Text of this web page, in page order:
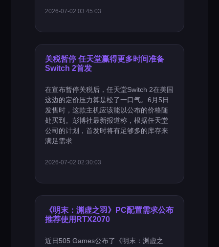
2026-07-02 03:45:03
关税暂停 任天堂赢得更多时间准备
Switch 2首发
在宣布暂停关税后，任天堂Switch 2在美国
这边的定价压力算是松了一口气。6月5日
发售时，这款主机应该能以公布的价格随
处买到。彭博社最新报道称，根据任天堂
公司的计划，首发时将有足够多的库存来
满足需求
2026-07-02 02:30:03
《明末：渊虚之羽》PC配置需求公布
推荐使用RTX2070
近日505 Games公布了《明末：渊虚之